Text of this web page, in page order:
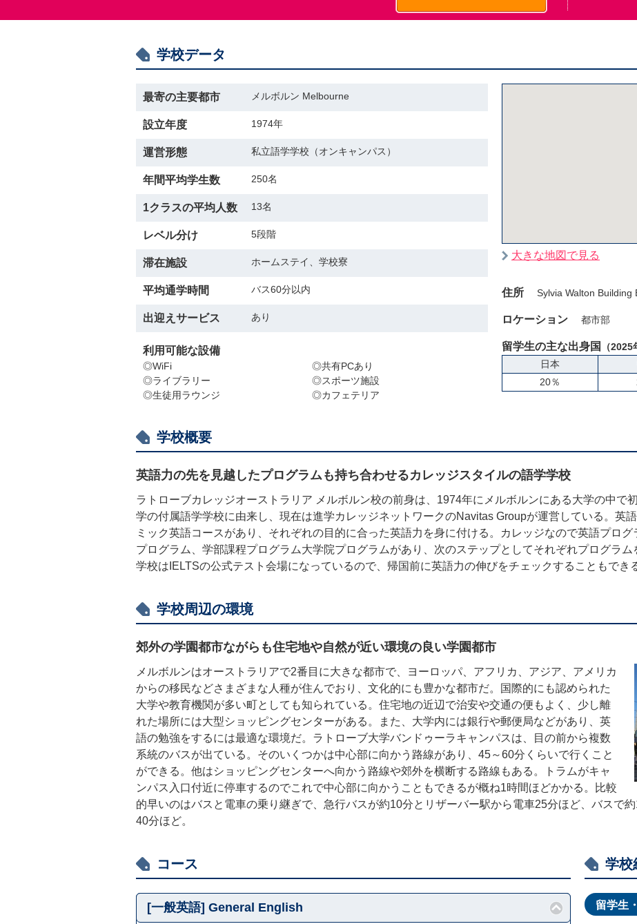
学校データ
最寄の主要都市 メルボルン Melbourne
設立年度 1974年
運営形態 私立語学学校（オンキャンパス）
年間平均学生数 250名
1クラスの平均人数 13名
レベル分け 5段階
滞在施設 ホームステイ、学校寮
平均通学時間 バス60分以内
出迎えサービス あり
利用可能な設備
◎WiFi
◎共有PCあり
◎ライブラリー
◎スポーツ施設
◎生徒用ラウンジ
◎カフェテリア
大きな地図で見る
住所 Sylvia Walton Building
ロケーション 都市部
留学生の主な出身国
（2025
日本
20％
学校概要
英語力の先を見越したプログラムも持ち合わせるカレッジスタイルの語学学校
ラトローブカレッジオーストラリア メルボルン校の前身は、1974年にメルボルンにある大学の中で
学の付属語学学校に由来し、現在は進学カレッジネットワークのNavitas Groupが運営している。英
ミック英語コースがあり、それぞれの目的に合った英語力を身に付ける。カレッジなので英語プロ
プログラム、学部課程プログラム大学院プログラムがあり、次のステップとしてそれぞれプログラム
学校はIELTSの公式テスト会場になっているので、帰国前に英語力の伸びをチェックすることもでき
学校周辺の環境
郊外の学園都市ながらも住宅地や自然が近い環境の良い学園都市
メルボルンはオーストラリアで2番目に大きな都市で、ヨーロッパ、アフリカ、アジア、アメリカ
からの移民などさまざまな人種が住んでおり、文化的にも豊かな都市だ。国際的にも認められた
大学や教育機関が多い町としても知られている。住宅地の近辺で治安や交通の便もよく、少し離
れた場所には大型ショッピングセンターがある。また、大学内には銀行や郵便局などがあり、英
語の勉強をするには最適な環境だ。ラトローブ大学バンドゥーラキャンパスは、目の前から複数
系統のバスが出ている。そのいくつかは中心部に向かう路線があり、45～60分くらいで行くこと
ができる。他はショッピングセンターへ向かう路線や郊外を横断する路線もある。トラムがキャ
ンパス入口付近に停車するのでこれで中心部に向かうこともできるが概ね1時間ほどかかる。比較
的早いのはバスと電車の乗り継ぎで、急行バスが約10分とリザーバー駅から電車25分ほど、バスで
40分ほど。
コース
[一般英語] General English
学校
留学生